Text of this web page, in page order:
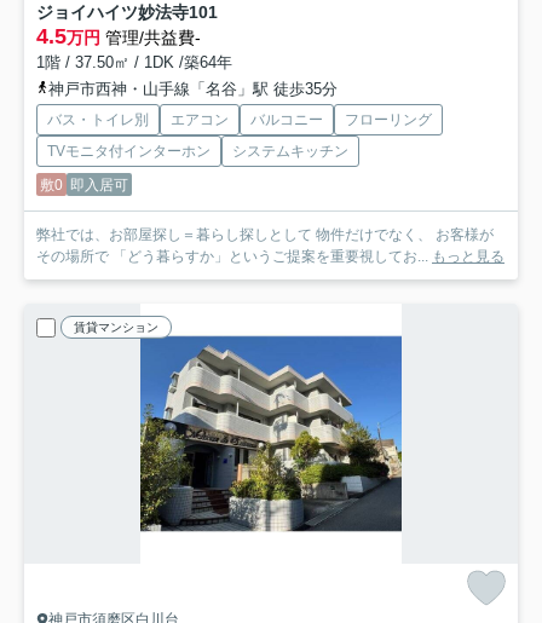
ジョイハイツ妙法寺101
4.5万円 管理/共益費-
1階 / 37.50㎡ / 1DK /築64年
神戸市西神・山手線「名谷」駅 徒歩35分
バス・トイレ別 エアコン バルコニー
フローリング
TVモニタ付インターホン
システムキッチン
敷0 即入居可
弊社では、お部屋探し＝暮らし探しとして 物件だけでなく、 お客様が
その場所で 「どう暮らすか」というご提案を重要視してお...
もっと見る
賃貸マンション
神戸市須磨区白川台